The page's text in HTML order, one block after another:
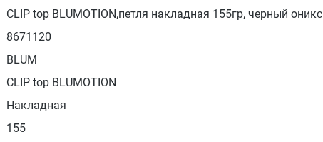
CLIP top BLUMOTION,петля накладная 155гр, черный оникс
8671120
BLUM
CLIP top BLUMOTION
Накладная
155